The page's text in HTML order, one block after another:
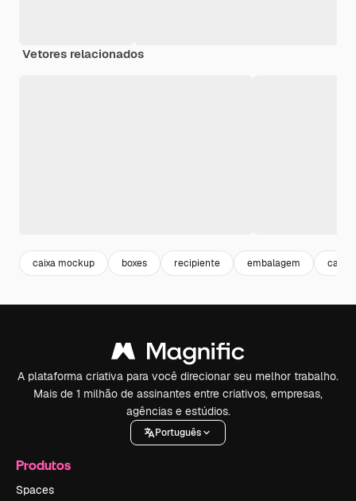
Vetores relacionados
caixa mockup boxes recipiente embalagem caixa
A plataforma criativa para você direcionar seu melhor trabalho.
Mais de 1 milhão de assinantes entre criativos, empresas,
agências e estúdios.
Português
Produtos
Spaces